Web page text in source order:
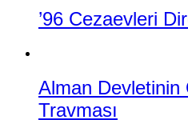
’96 Cezaevleri
Alman Devletinin
Travması